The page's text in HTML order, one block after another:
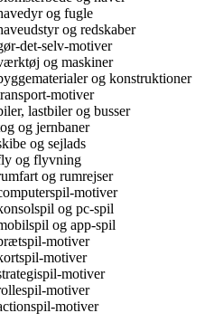
og fugle
og redskaber
det-selv-motiver
og maskiner
og konstruktioner
motiver
lastbiler og busser
og jernbaner
og sejlads
og flyvning
og rumrejser
motiver
og pc-spil
og app-spil
motiver
motiver
motiver
motiver
motiver